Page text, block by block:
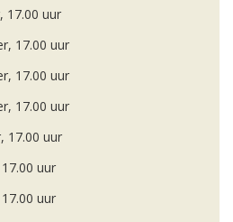
17.00 uur
17.00 uur
17.00 uur
17.00 uur
17.00 uur
uur
uur